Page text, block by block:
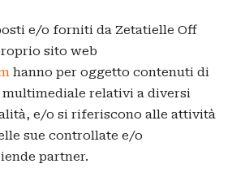
e/o forniti da Zetatielle Off
sito web
hanno per oggetto contenuti di
relativi a diversi
e/o si riferiscono alle attività
sue controllate e/o
partner.